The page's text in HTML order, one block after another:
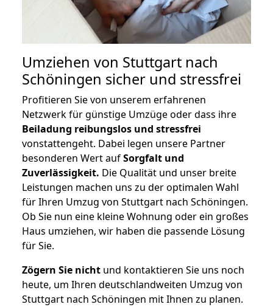
Umziehen von Stuttgart nach
Schöningen sicher und stressfrei
Profitieren Sie von unserem erfahrenen
Netzwerk für günstige Umzüge oder dass ihre
Beiladung reibungslos und stressfrei
vonstattengeht. Dabei legen unsere Partner
besonderen Wert aufSorgfalt und
Zuverlässigkeit. Die Qualität und unser breite
Leistungen machen uns zu der optimalen Wahl
für Ihren Umzug von Stuttgart nach Schöningen.
Ob Sie nun eine kleine Wohnung oder ein großes
Haus umziehen, wir haben die passende Lösung
für Sie.
Zögern Sie nicht und kontaktieren Sie uns noch
heute, um Ihren deutschlandweiten Umzug von
Stuttgart nach Schöningen mit Ihnen zu planen.